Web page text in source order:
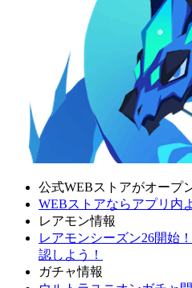
公式WEBストアがオープ
WEBストアならアプリ内
レアモン情報
レアモンシーズン26開始
認しよう！
ガチャ情報